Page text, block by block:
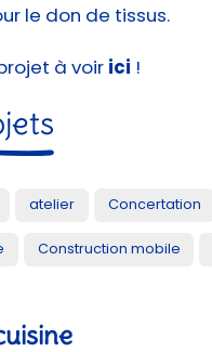
le don de tissus.
à voir ici !
atelier Concertation
Construction mobile